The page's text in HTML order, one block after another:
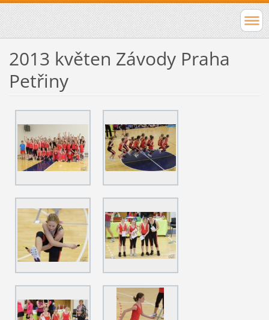
2013 květen Závody Praha
Petřiny